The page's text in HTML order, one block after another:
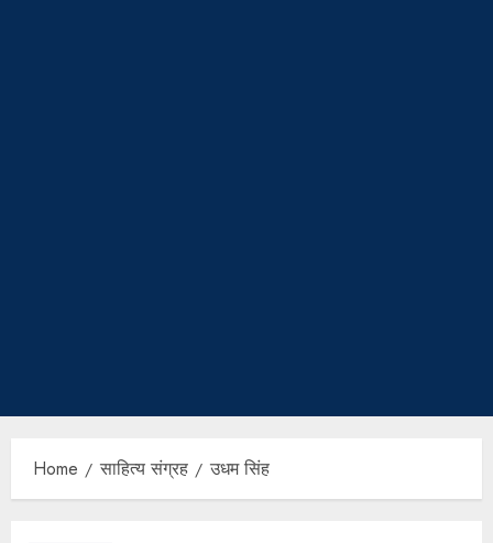
Home साहित्य संग्रह उधम सिंह